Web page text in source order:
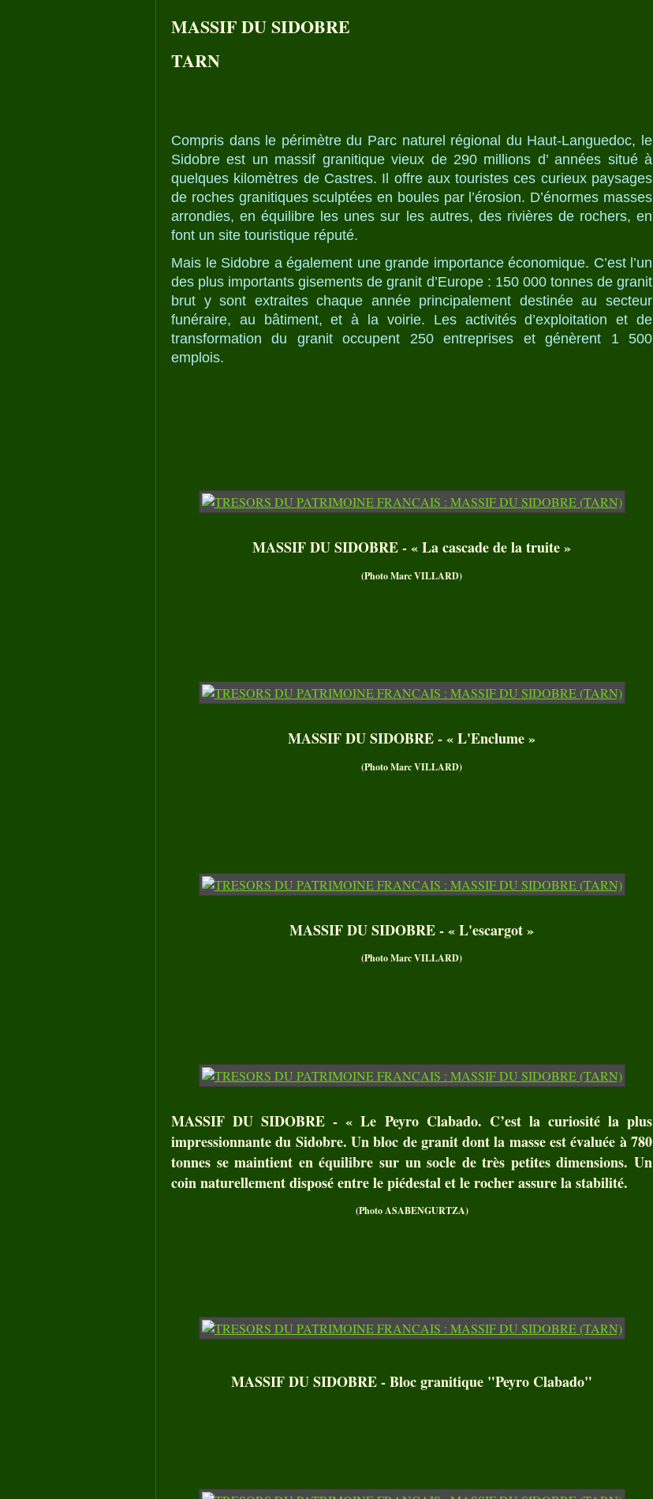
MASSIF DU SIDOBRE
TARN
Compris dans le périmètre du Parc naturel régional du Haut-Languedoc, le
Sidobre est un massif granitique vieux de 290 millions d’ années situé à
quelques kilomètres de Castres. Il offre aux touristes ces curieux paysages
de roches granitiques sculptées en boules par l’érosion. D’énormes masses
arrondies, en équilibre les unes sur les autres, des rivières de rochers, en
font un site touristique réputé.
Mais le Sidobre a également une grande importance économique. C’est l’un
des plus importants gisements de granit d’Europe : 150 000 tonnes de granit
brut y sont extraites chaque année principalement destinée au secteur
funéraire, au bâtiment, et à la voirie. Les activités d’exploitation et de
transformation du granit occupent 250 entreprises et génèrent 1 500
emplois.
MASSIF DU SIDOBRE - « La cascade de la truite »
(Photo Marc VILLARD)
MASSIF DU SIDOBRE - « L'Enclume »
(Photo Marc VILLARD)
MASSIF DU SIDOBRE - « L'escargot »
(Photo Marc VILLARD)
MASSIF DU SIDOBRE - « Le Peyro Clabado. C’est la curiosité la plus
impressionnante du Sidobre. Un bloc de granit dont la masse est évaluée à 780
tonnes se maintient en équilibre sur un socle de très petites dimensions. Un
coin naturellement disposé entre le piédestal et le rocher assure la stabilité.
(Photo ASABENGURTZA)
MASSIF DU SIDOBRE - Bloc granitique "Peyro Clabado"